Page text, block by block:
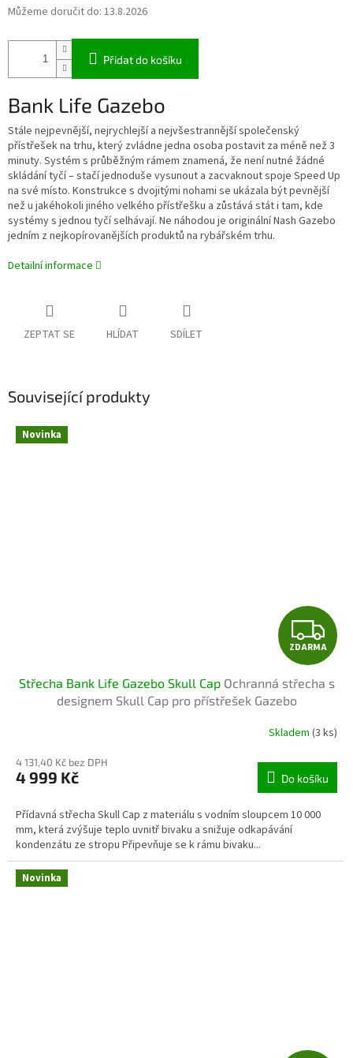
Můžeme doručit do: 13.8.2026
Přidat do košíku
Bank Life Gazebo
Stále nejpevnější, nejrychlejší a nejvšestrannější společenský
přístřešek na trhu, který zvládne jedna osoba postavit za méně než 3
minuty. Systém s průběžným rámem znamená, že není nutné žádné
skládání tyčí – stačí jednoduše vysunout a zacvaknout spoje Speed Up
na své místo. Konstrukce s dvojitými nohami se ukázala být pevnější
než u jakéhokoli jiného velkého přístřešku a zůstává stát i tam, kde
systémy s jednou tyčí selhávají. Ne náhodou je originální Nash Gazebo
jedním z nejkopírovanějších produktů na rybářském trhu.
Detailní informace
ZEPTAT SE HLÍDAT SDÍLET
Související produkty
Novinka
Z
D
A
R
M
A
ZDARMA
Střecha Bank Life Gazebo Skull Cap Ochranná střecha s
designem Skull Cap pro přístřešek Gazebo
Skladem (3 ks)
4 131,40 Kč bez DPH
4 999 Kč Do košíku
Přídavná střecha Skull Cap z materiálu s vodním sloupcem 10 000
mm, která zvýšuje teplo uvnitř bivaku a snižuje odkapávání
kondenzátu ze stropu Připevňuje se k rámu bivaku...
Novinka